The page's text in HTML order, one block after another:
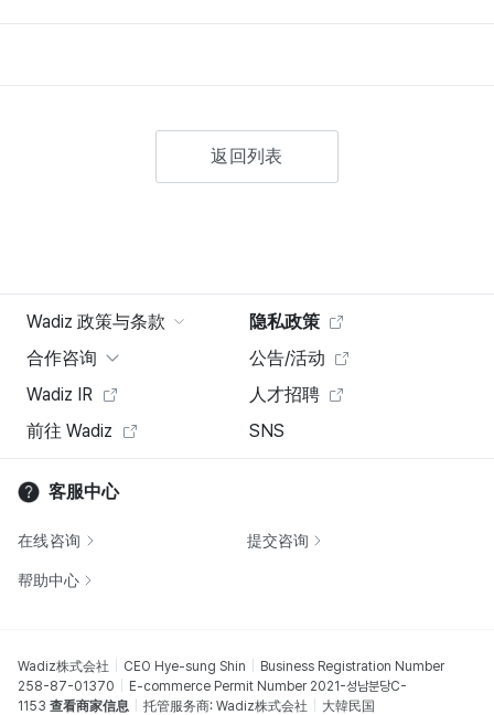
返回列表
Wadiz 政策与条款
隐私政策
合作咨询
公告/活动
Wadiz IR
人才招聘
前往 Wadiz
SNS
客服中心
在线咨询 提交咨询
帮助中心
Wadiz株式会社 CEO Hye-sung Shin
Business Registration Number
258-87-01370
E-commerce Permit Number 2021-성남분당C-
1153 查看商家信息 托管服务商: Wadiz株式会社 大韓民国